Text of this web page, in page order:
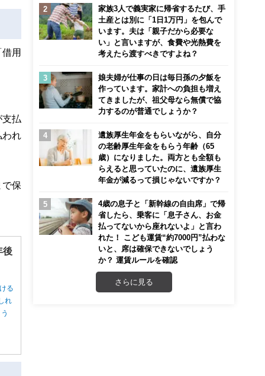
用
支払
われ
で保
後
る
れ
家族3人で義実家に帰省するたび、手
土産とは別に「1日1万円」を包んで
います。夫は「親子だから必要な
い」と言いますが、食費や光熱費を
考えたら渡すべきですよね？
娘夫婦が仕事の日は毎日孫の夕飯を
作っています。家計への負担も増え
てきましたが、祖父母なら無償で協
力するのが普通でしょうか？
遺族厚生年金をもらいながら、自分
の老齢厚生年金をもらう年齢（65
歳）になりました。両方とも全額も
らえると思っていたのに、遺族厚生
年金が減るって損じゃないですか？
4歳の息子と「新幹線の自由席」で帰
省したら、乗客に「息子さん、お金
払ってないから座れないよ」と言わ
れた！ こども運賃“約7000円”払わな
いと、席は確保できないでしょう
か？ 運賃ルールを確認
さらに見る